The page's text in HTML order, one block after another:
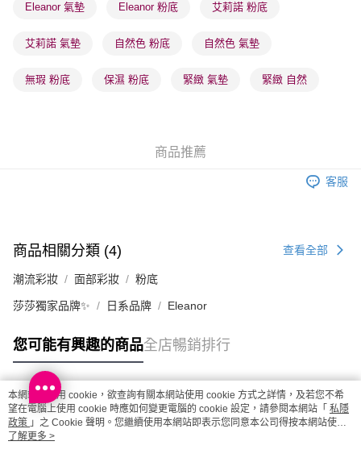
(香港門市) 只顯示可選門市。確認發貨後2-5個工作天到店，3天內
取。逾期會取消訂單，並不會安排重寄
(澳門門市) 只顯示可選門市。確認發貨後2-5個工作天到店，3天內
澳門地區配送 - 確認發貨後1-4個工作天送達
Eleanor 氣墊 Eleanor 粉底 艾莉諾 粉底
艾莉諾 氣墊 自然色 粉底 自然色 氣墊
無瑕 粉底 保濕 粉底 緊緻 氣墊 緊緻 自然
商品推薦
客服
商品相關分類 (4) 查看全部
潮流彩妝 面部彩妝 粉底
莎莎獨家品牌✨ 日系品牌 Eleanor
您可能有興趣的商品全店暢銷排行
熱門標籤
熱銷排行
本網站中使用 cookie，欲查詢有關本網站使用 cookie 方式之詳情，及若您不希
望在電腦上使用 cookie 時應如何變更電腦的 cookie 設定，請參閱本網站「 私隱
政策 」之 Cookie 聲明。您繼續使用本網站即表示您同意本公司得按本網站使用
條款之 Cookie 聲明使用 cookie。
了解更多 >